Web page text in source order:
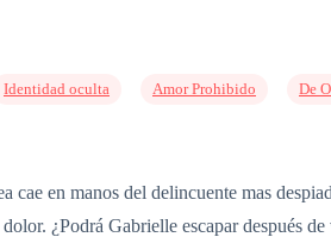
Identidad oculta Amor Prohibido De
en manos del delincuente mas
¿Podrá Gabrielle escapar después